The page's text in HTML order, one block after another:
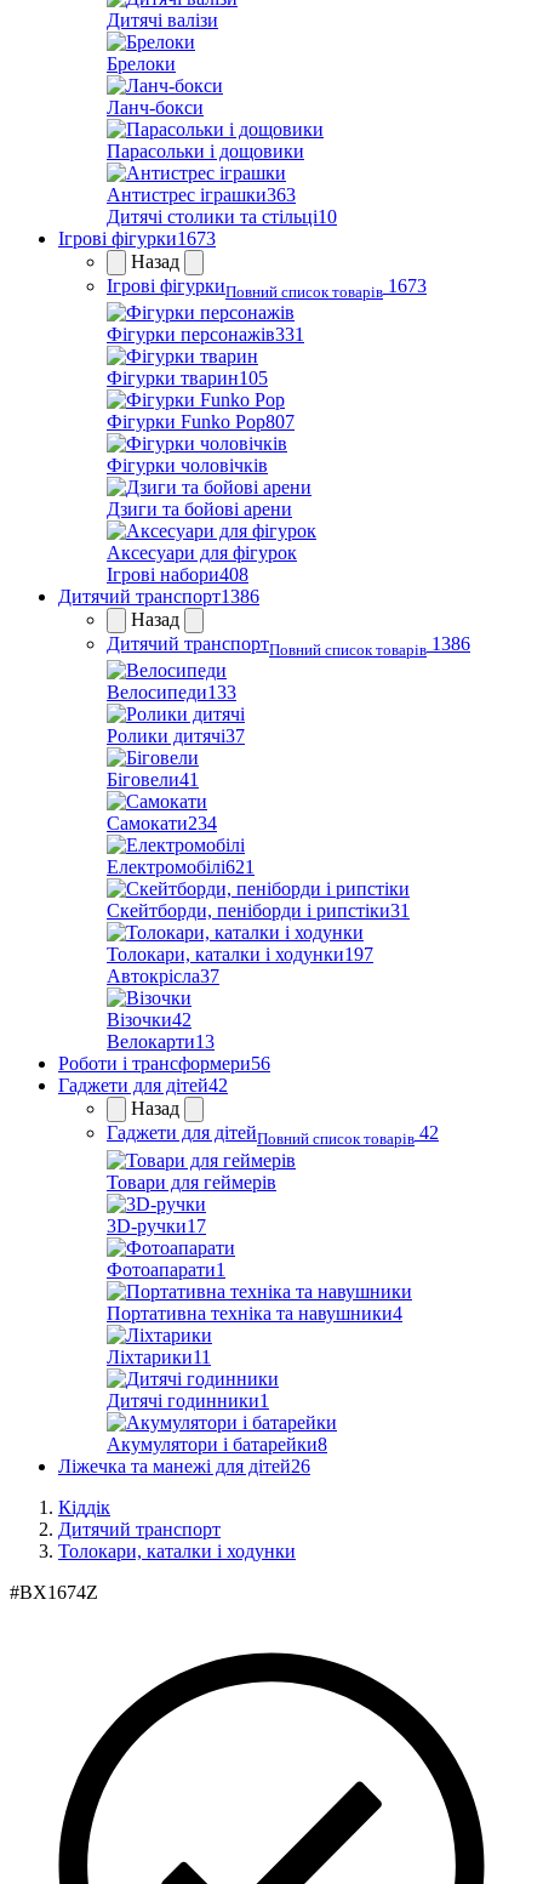
Дитячі валізи
Брелоки
Ланч-бокси
Парасольки і дощовики
Антистрес іграшки363
Дитячі столики та стільці10
Ігрові фігурки1673
Назад
Ігрові фігуркиПовний список товарів 1673
Фігурки персонажів331
Фігурки тварин105
Фігурки Funko Pop807
Фігурки чоловічків
Дзиги та бойові арени
Аксесуари для фігурок
Ігрові набори408
Дитячий транспорт1386
Назад
Дитячий транспортПовний список товарів 1386
Велосипеди133
Ролики дитячі37
Біговели41
Самокати234
Електромобілі621
Скейтборди, пеніборди і рипстіки31
Толокари, каталки і ходунки197
Автокрісла37
Візочки42
Велокарти13
Роботи і трансформери56
Гаджети для дітей42
Назад
Гаджети для дітейПовний список товарів 42
Товари для геймерів
3D-ручки17
Фотоапарати1
Портативна техніка та навушники4
Ліхтарики11
Дитячі годинники1
Акумулятори і батарейки8
Ліжечка та манежі для дітей26
Кіддік
Дитячий транспорт
Толокари, каталки і ходунки
#BX1674Z